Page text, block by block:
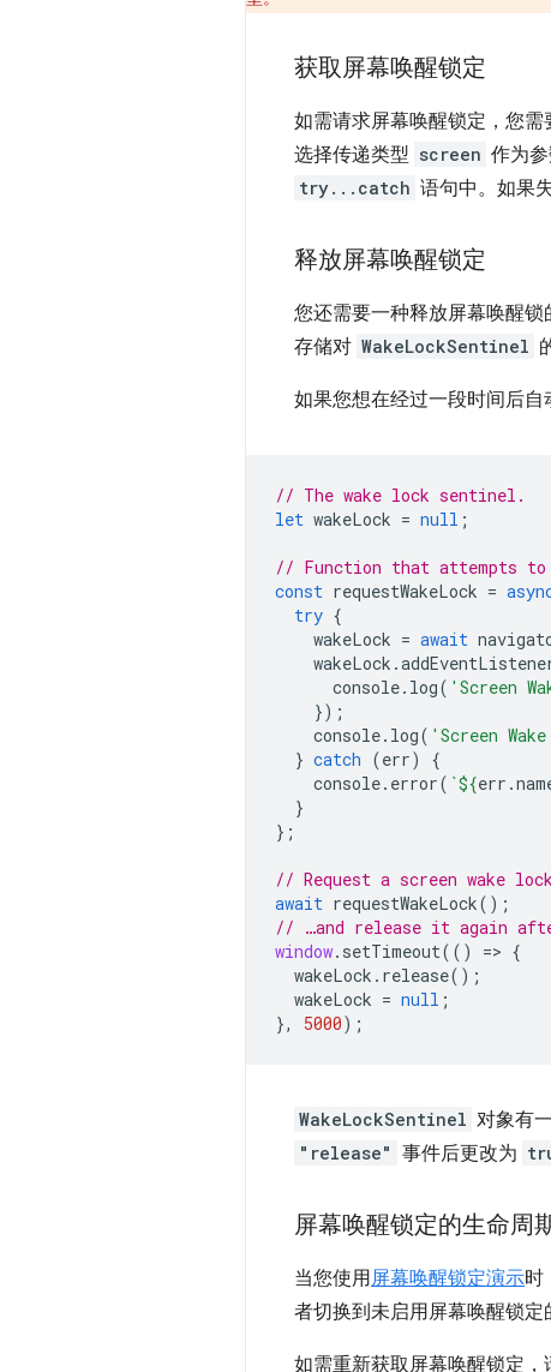
获取屏幕唤醒锁定
如需请求屏幕唤醒锁定，您需
选择传递类型 screen 作为
try...catch 语句中。如果
释放屏幕唤醒锁定
您还需要一种释放屏幕唤醒
存储对 WakeLockSentinel
如果您想在经过一段时间后
// The wake lock sentinel.
let wakeLock = null ;
// Function that attempts to
const requestWakeLock =
try {
wakeLock = await
wakeLock .
console. log( 'Screen
});
console. log( 'Screen
} catch (err)
{
console. error( `${err .
}
};
// Request a screen wake
await requestWakeLock();
// …and release it again
window. setTimeout(() => {
wakeLock . release();
wakeLock = null ;
},
5000);
WakeLockSentinel 对象有
"release" 事件后更改为
屏幕唤醒锁定的生命周
当您使用屏幕唤醒锁定演示时
者切换到未启用屏幕唤醒锁定
如需重新获取屏幕唤醒锁定，